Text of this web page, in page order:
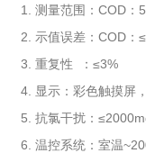
1. 测量范围：COD
2. 示值误差：COD：
3. 重复性 ：≤3%
4. 显示：彩色触摸屏
5. 抗氯干扰：
6. 温控系统：室温